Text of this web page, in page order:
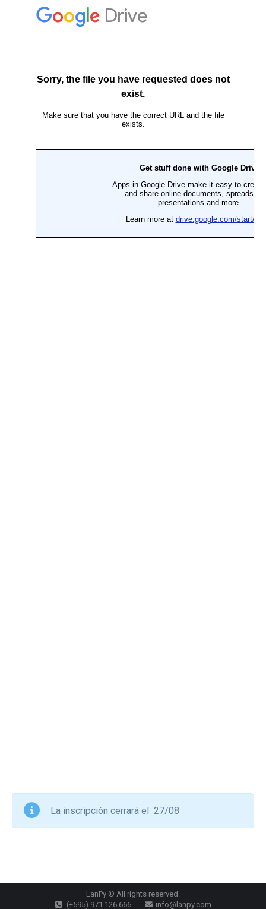
La inscripción cerrará el 27/08
LanPy ® All rights reserved.
(+595) 971 126 666
info@lanpy.com